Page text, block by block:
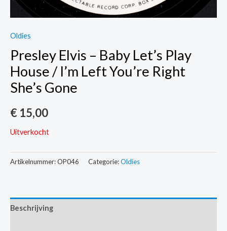
Oldies
Presley Elvis – Baby Let’s Play
House / I’m Left You’re Right
She’s Gone
€ 15,00
Uitverkocht
Artikelnummer:OP046 Categorie:Oldies
Beschrijving